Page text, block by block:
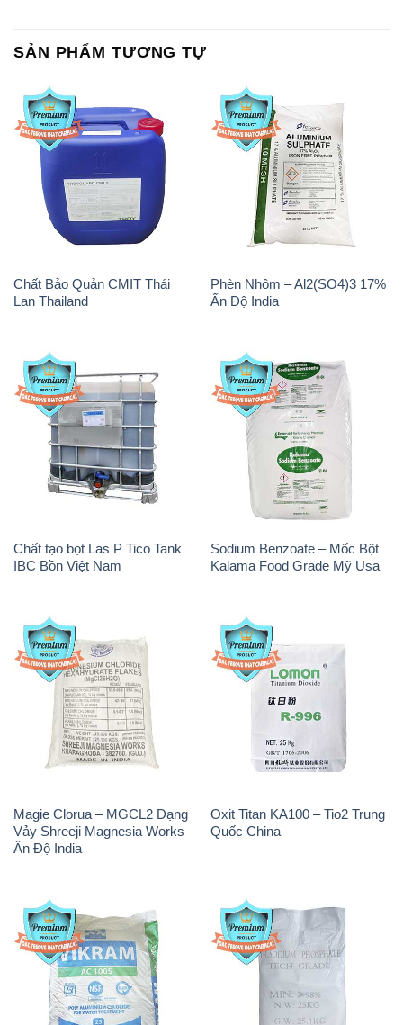
SẢN PHẨM TƯƠNG TỰ
Chất Bảo Quản CMIT Thái
Lan Thailand
Phèn Nhôm – Al2(SO4)3 17%
Ấn Độ India
Chất tạo bọt Las P Tico Tank
IBC Bồn Việt Nam
Sodium Benzoate – Mốc Bột
Kalama Food Grade Mỹ Usa
Magie Clorua – MGCL2 Dạng
Vảy Shreeji Magnesia Works
Ấn Độ India
Oxit Titan KA100 – Tio2 Trung
Quốc China